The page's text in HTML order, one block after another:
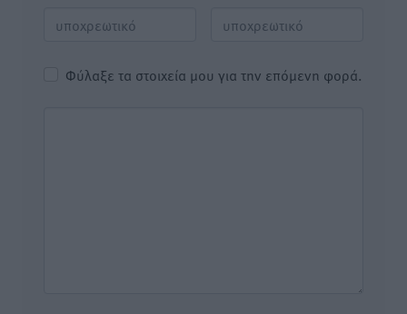
Φύλαξε τα στοιχεία μου για την επόμενη φορά.